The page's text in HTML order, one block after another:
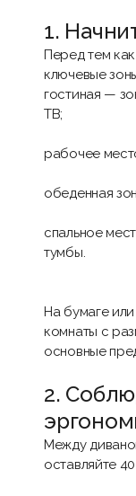
1.
Перед тем
ключевые
гостиная —
ТВ;
рабочее
обеденная
спальное
тумбы.
На бумаге
комнаты с
основные
2.
Между
оставляйте